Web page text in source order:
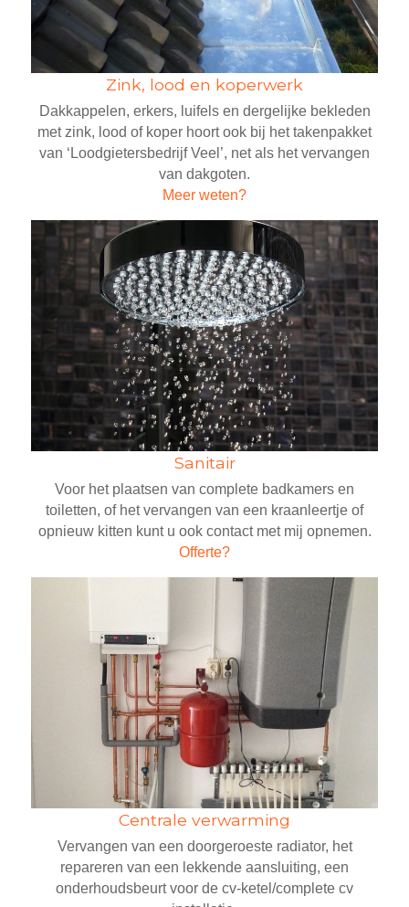
Zink, lood en koperwerk
Dakkappelen, erkers, luifels en dergelijke bekleden
met zink, lood of koper hoort ook bij het takenpakket
van ‘Loodgietersbedrijf Veel’, net als het vervangen
van dakgoten.
Meer weten?
Sanitair
Voor het plaatsen van complete badkamers en
toiletten, of het vervangen van een kraanleertje of
opnieuw kitten kunt u ook contact met mij opnemen.
Offerte?
Centrale verwarming
Vervangen van een doorgeroeste radiator, het
repareren van een lekkende aansluiting, een
onderhoudsbeurt voor de cv-ketel/complete cv